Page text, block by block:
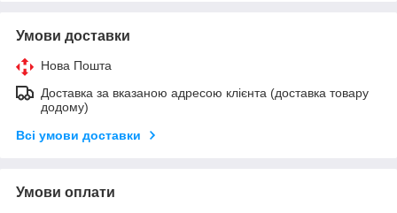
Умови доставки
Нова Пошта
Доставка за вказаною адресою клієнта (доставка товару
додому)
Всі умови доставки
Умови оплати